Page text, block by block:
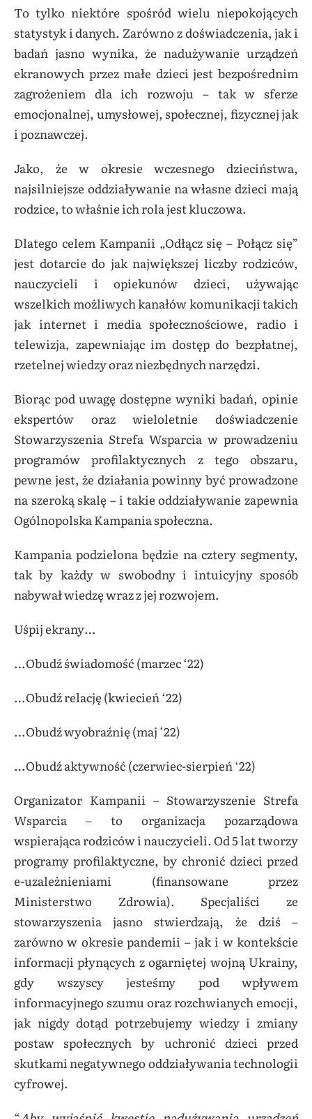
To tylko niektóre spośród wielu niepokojących
statystyk i danych. Zarówno z doświadczenia, jak i
badań jasno wynika, że nadużywanie urządzeń
ekranowych przez małe dzieci jest bezpośrednim
zagrożeniem dla ich rozwoju – tak w sferze
emocjonalnej, umysłowej, społecznej, fizycznej jak
i poznawczej.
Jako, że w okresie wczesnego dzieciństwa,
najsilniejsze oddziaływanie na własne dzieci mają
rodzice, to właśnie ich rola jest kluczowa.
Dlatego celem Kampanii „Odłącz się – Połącz się”
jest dotarcie do jak największej liczby rodziców,
nauczycieli i opiekunów dzieci, używając
wszelkich możliwych kanałów komunikacji takich
jak internet i media społecznościowe, radio i
telewizja, zapewniając im dostęp do bezpłatnej,
rzetelnej wiedzy oraz niezbędnych narzędzi.
Biorąc pod uwagę dostępne wyniki badań, opinie
ekspertów oraz wieloletnie doświadczenie
Stowarzyszenia Strefa Wsparcia w prowadzeniu
programów profilaktycznych z tego obszaru,
pewne jest, że działania powinny być prowadzone
na szeroką skalę – i takie oddziaływanie zapewnia
Ogólnopolska Kampania społeczna.
Kampania podzielona będzie na cztery segmenty,
tak by każdy w swobodny i intuicyjny sposób
nabywał wiedzę wraz z jej rozwojem.
Uśpij ekrany…
…Obudź świadomość (marzec ‘22)
…Obudź relację (kwiecień ‘22)
…Obudź wyobraźnię (maj ’22)
…Obudź aktywność (czerwiec-sierpień ‘22)
Organizator Kampanii – Stowarzyszenie Strefa
Wsparcia – to organizacja pozarządowa
wspierająca rodziców i nauczycieli. Od 5 lat tworzy
programy profilaktyczne, by chronić dzieci przed
e-uzależnieniami (finansowane przez
Ministerstwo Zdrowia). Specjaliści ze
stowarzyszenia jasno stwierdzają, że dziś –
zarówno w okresie pandemii – jak i w kontekście
informacji płynących z ogarniętej wojną Ukrainy,
gdy wszyscy jesteśmy pod wpływem
informacyjnego szumu oraz rozchwianych emocji,
jak nigdy dotąd potrzebujemy wiedzy i zmiany
postaw społecznych by uchronić dzieci przed
skutkami negatywnego oddziaływania technologii
cyfrowej.